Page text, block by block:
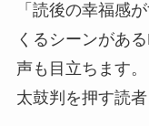
「読後の幸福感
くるシーンがあ
声も目立ちます
太鼓判を押す読